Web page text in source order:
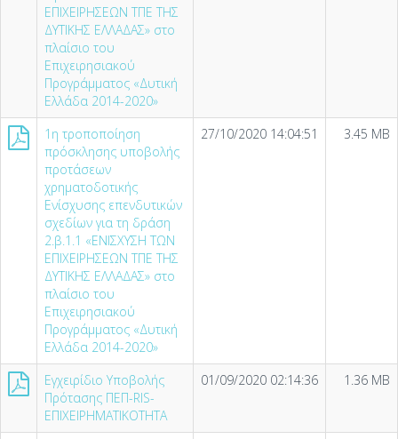
ΕΠΙΧΕΙΡΗΣΕΩΝ ΤΠΕ ΤΗΣ
ΔΥΤΙΚΗΣ ΕΛΛΑΔΑΣ» στο
πλαίσιο του
Επιχειρησιακού
Προγράμματος «Δυτική
Ελλάδα 2014-2020»
1η τροποποίηση
πρόσκλησης υποβολής
προτάσεων
χρηματοδοτικής
Ενίσχυσης επενδυτικών
σχεδίων για τη δράση
2.β.1.1 «ΕΝΙΣΧΥΣΗ ΤΩΝ
ΕΠΙΧΕΙΡΗΣΕΩΝ ΤΠΕ ΤΗΣ
ΔΥΤΙΚΗΣ ΕΛΛΑΔΑΣ» στο
πλαίσιο του
Επιχειρησιακού
Προγράμματος «Δυτική
Ελλάδα 2014-2020»
27/10/2020 14:04:51 3.45 MB
Εγχειρίδιο Υποβολής
Πρότασης ΠΕΠ-RIS-
ΕΠΙΧΕΙΡΗΜΑΤΙΚΟΤΗΤΑ
01/09/2020 02:14:36 1.36 MB